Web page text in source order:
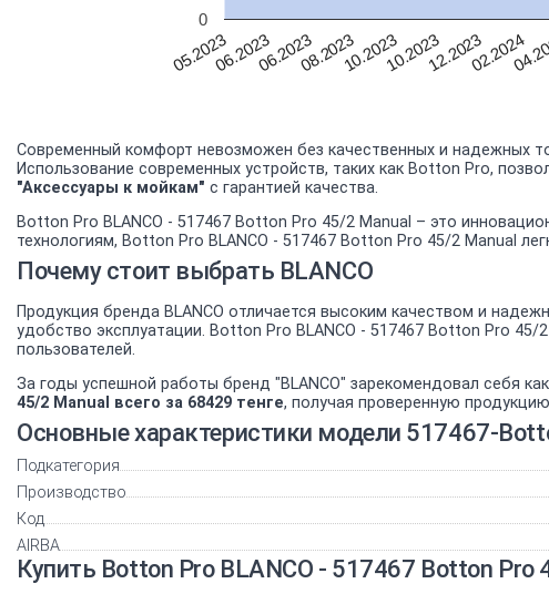
05.202306.202306.202308.202310.202310.202312.202302.2024
0
Современный комфорт невозможен без качественных и надежных
Использование современных устройств, таких как Botton Pro,
"Аксессуары к мойкам" с гарантией качества.
Botton Pro BLANCO - 517467 Botton Pro 45/2 Manual – это
технологиям, Botton Pro BLANCO - 517467 Botton Pro 45/2 Manual
Почему стоит выбрать BLANCO
Продукция бренда BLANCO отличается высоким качеством и
удобство эксплуатации. Botton Pro BLANCO - 517467 Botton Pro
пользователей.
За годы успешной работы бренд "BLANCO" зарекомендовал себя
45/2 Manual всего за 68429 тенге, получая проверенную
Основные характеристики модели 517467-
Подкатегория
Производство
Код
AIRBA
Купить Botton Pro BLANCO - 517467 Botton Pro